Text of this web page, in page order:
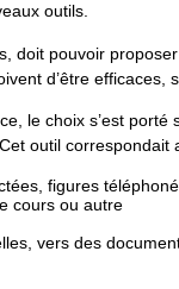
outils.
doit pouvoir
d’être
le choix s’est porté
outil correspondait
figures
cours ou autre
vers des